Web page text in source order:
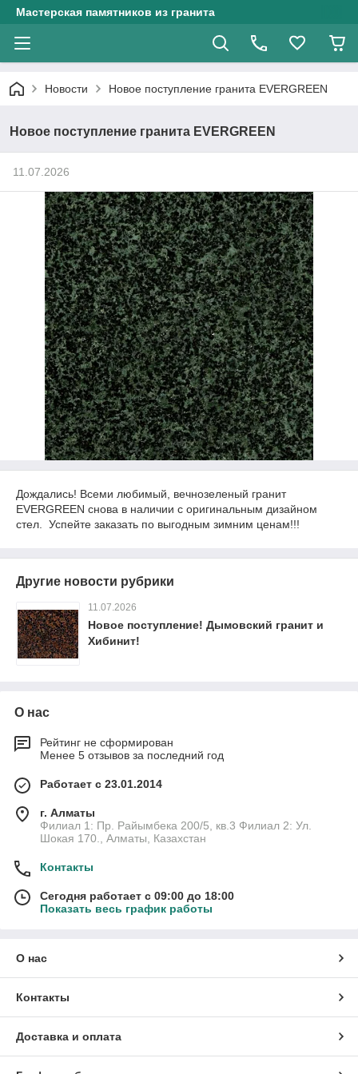
Мастерская памятников из гранита
Новости Новое поступление гранита EVERGREEN
Новое поступление гранита EVERGREEN
11.07.2026
Дождались! Всеми любимый, вечнозеленый гранит
EVERGREEN снова в наличии с оригинальным дизайном
стел. Успейте заказать по выгодным зимним ценам!!!
Другие новости рубрики
11.07.2026
Новое поступление! Дымовский гранит и
Хибинит!
О нас
Рейтинг не сформирован
Менее 5 отзывов за последний год
Работает с 23.01.2014
г. Алматы
Филиал 1: Пр. Райымбека 200/5, кв.3 Филиал 2: Ул.
Шокая 170., Алматы, Казахстан
Контакты
Сегодня работает с 09:00 до 18:00
Показать весь график работы
О нас
Контакты
Доставка и оплата